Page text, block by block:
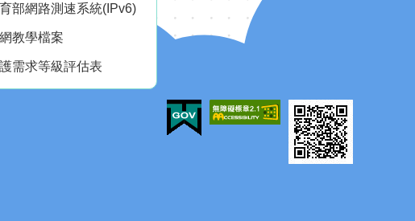
部網路測速系統(IPv6)
教學檔案
需求等級評估表